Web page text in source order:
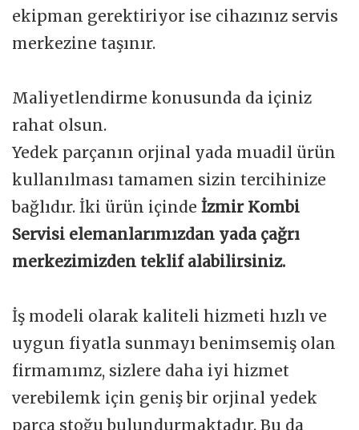
ekipman gerektiriyor ise cihazınız servis
merkezine taşınır.
Maliyetlendirme konusunda da içiniz
rahat olsun.
Yedek parçanın orjinal yada muadil ürün
kullanılması tamamen sizin tercihinize
bağlıdır. İki ürün içinde İzmir Kombi
Servisi elemanlarımızdan yada çağrı
merkezimizden teklif alabilirsiniz.
İş modeli olarak kaliteli hizmeti hızlı ve
uygun fiyatla sunmayı benimsemiş olan
firmamımz, sizlere daha iyi hizmet
verebilemk için geniş bir orjinal yedek
parça stoğu bulundurmaktadır. Bu da